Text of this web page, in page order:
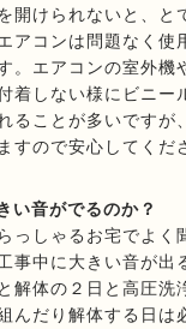
開けられないと、と
アコンは問題なく使
。エアコンの室外機
着しない様にビニー
ることが多いですが
すので安心してくだ
い音がでるのか？
っしゃるお宅でよく
事中に大きい音が出
解体の２日と高圧洗
んだり解体する日は